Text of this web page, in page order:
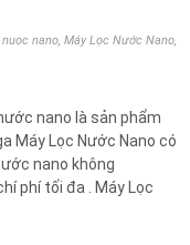
nano, Máy Lọc Nước Nano,
nano là sản phẩm
Máy Lọc Nước Nano có
nano không
phí tối đa . Máy Lọc